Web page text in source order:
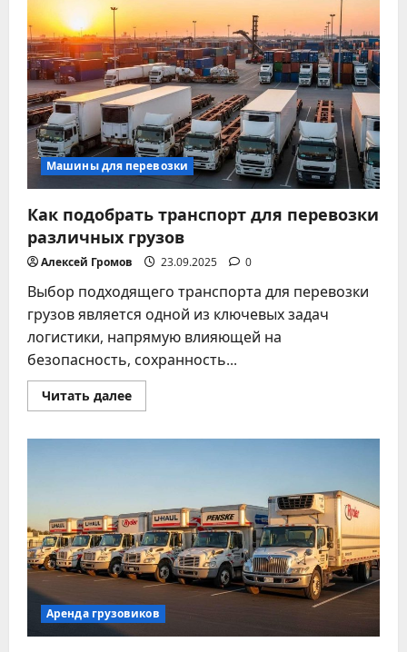
грузоперевозок:
выбор
и
рекомендации
Машины для перевозки
Как подобрать транспорт для перевозки
различных грузов
Алексей Громов 23.09.2025 0
Выбор подходящего транспорта для перевозки
грузов является одной из ключевых задач
логистики, напрямую влияющей на
безопасность, сохранность...
Читать далееПрочитать
больше
грузов
Аренда грузовиков